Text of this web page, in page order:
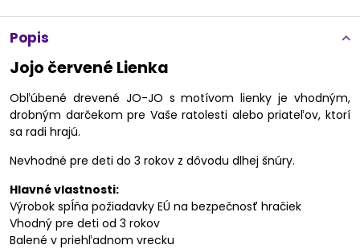
Popis
Jojo červené Lienka
Obľúbené drevené JO-JO s motívom lienky je vhodným,
drobným darčekom pre Vaše ratolesti alebo priateľov, ktorí
sa radi hrajú.
Nevhodné pre deti do 3 rokov z dôvodu dlhej šnúry.
Hlavné vlastnosti:
Výrobok spĺňa požiadavky EÚ na bezpečnosť hračiek
Vhodný pre deti od 3 rokov
Balené v priehľadnom vrecku